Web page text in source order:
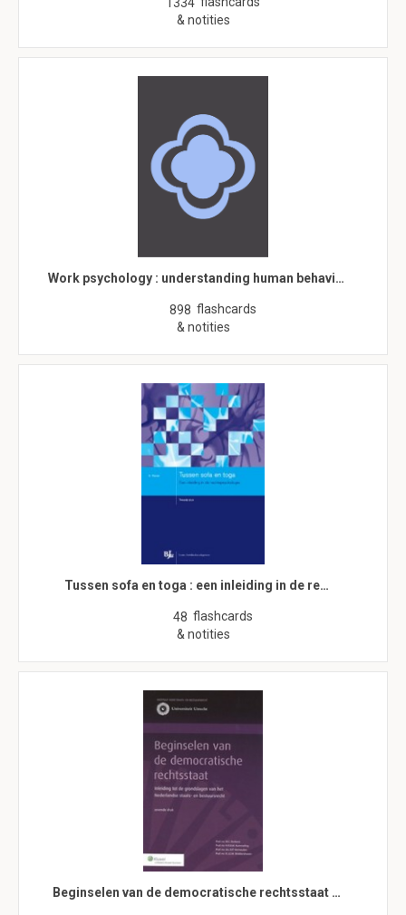
& notities
Work psychology : understanding human behavi…
898 flashcards
& notities
Tussen sofa en toga : een inleiding in de re…
48 flashcards
& notities
Beginselen van de democratische rechtsstaat …